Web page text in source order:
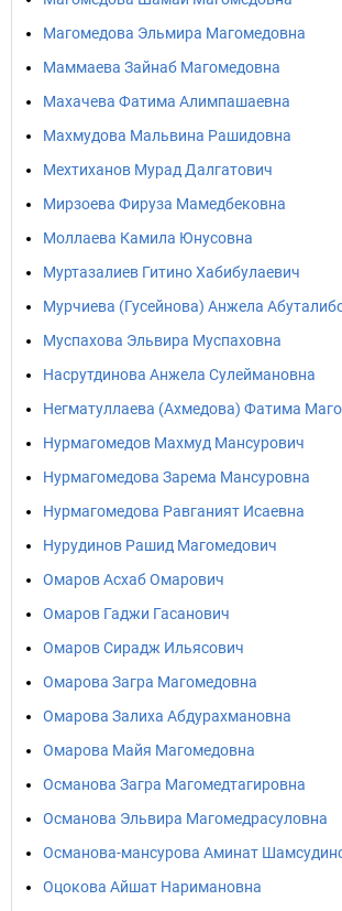
Магомедова Эльмира Магомедовна
Маммаева Зайнаб Магомедовна
Махачева Фатима Алимпашаевна
Махмудова Мальвина Рашидовна
Мехтиханов Мурад Далгатович
Мирзоева Фируза Мамедбековна
Моллаева Камила Юнусовна
Муртазалиев Гитино Хабибулаевич
Мурчиева (Гусейнова) Анжела
Муспахова Эльвира Муспаховна
Насрутдинова Анжела Сулеймановна
Негматуллаева (Ахмедова) Фатима
Нурмагомедов Махмуд Мансурович
Нурмагомедова Зарема Мансуровна
Нурмагомедова Равганият Исаевна
Нурудинов Рашид Магомедович
Омаров Асхаб Омарович
Омаров Гаджи Гасанович
Омаров Сирадж Ильясович
Омарова Загра Магомедовна
Омарова Залиха Абдурахмановна
Омарова Майя Магомедовна
Османова Загра Магомедтагировна
Османова Эльвира Магомедрасуловна
Османова-мансурова Аминат
Оцокова Айшат Наримановна